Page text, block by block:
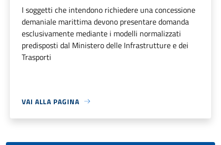
I soggetti che intendono richiedere una concessione
demaniale marittima devono presentare domanda
esclusivamente mediante i modelli normalizzati
predisposti dal Ministero delle Infrastrutture e dei
Trasporti
VAI ALLA PAGINA